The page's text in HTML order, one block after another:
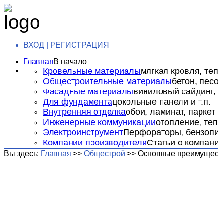
ВХОД | РЕГИСТРАЦИЯ
ГлавнаяВ начало
Кровельные материалымягкая кровля,
Общестроительные материалыбетон,
Фасадные материалывиниловый сайдинг,
Для фундаментацокольные панели и т.п.
Внутренняя отделкаобои, ламинат, паркет
Инженерные коммуникацииотопление,
ЭлектроинструментПерфораторы,
Компании производителиСтатьи о
Вы здесь: Главная >> Общестрой >> Основные